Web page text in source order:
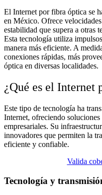
El Internet por fibra óptica se
en México. Ofrece
estabilidad que supera a otras
Esta tecnología utiliza
manera más eficiente. A
conexiones rápidas, más
óptica en diversas localidades.
¿Qué es el Internet
Este tipo de tecnología ha
Internet, ofreciendo
empresariales. Su
innovadores que permiten la
eficiente y confiable.
Valida
Tecnología y